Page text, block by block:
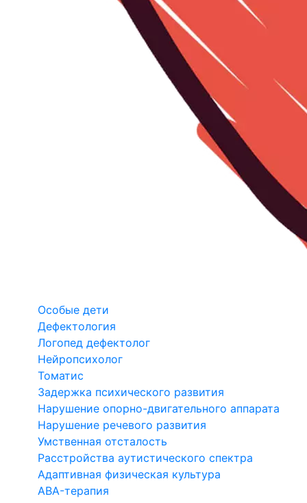
Особые дети
Дефектология
Логопед дефектолог
Нейропсихолог
Томатис
Задержка психического развития
Нарушение опорно-двигательного аппарата
Нарушение речевого развития
Умственная отсталость
Расстройства аутистического спектра
Адаптивная физическая культура
ABA-терапия